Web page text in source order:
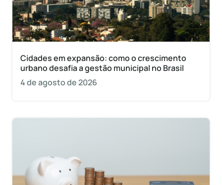
Cidades em expansão: como o crescimento
urbano desafia a gestão municipal no Brasil
4 de agosto de 2026